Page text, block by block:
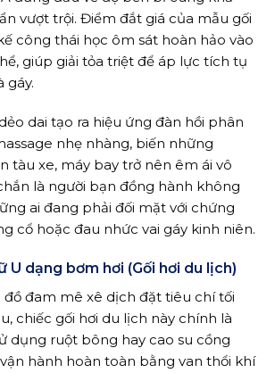
vượt trội. Điểm đắt giá của mẫu gối
công thái học ôm sát hoàn hảo vào
giúp giải tỏa triệt để áp lực tích tụ
gáy.
dai tạo ra hiệu ứng đàn hồi phân
nhẹ nhàng, biến những
tàu xe, máy bay trở nên êm ái vô
là người bạn đồng hành không
ai đang phải đối mặt với chứng
cổ hoặc đau nhức vai gáy kinh niên.
U dạng bơm hơi (Gối hơi du lịch)
đam mê xê dịch đặt tiêu chí tối
chiếc gối hơi du lịch này chính là
dụng ruột bông hay cao su cồng
hành hoàn toàn bằng van thổi khí